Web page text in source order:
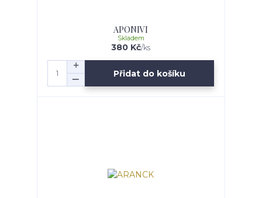
APONIVI
380 Kč/ks
Skladem
Přidat do košíku